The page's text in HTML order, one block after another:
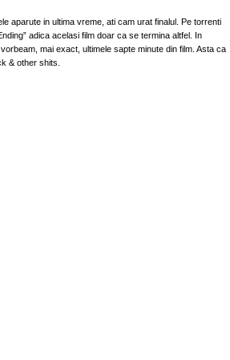
aparute in ultima vreme, ati cam urat finalul. Pe torrenti
adica acelasi film doar ca se termina altfel. In
mai exact, ultimele sapte minute din film. Asta ca
& other shits.